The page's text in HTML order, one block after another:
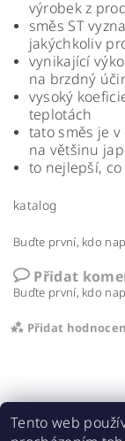
výrobek z
směs ST
jakýchkoliv
vynikající
na brzdný
vysoký
teplotách
tato směs je
na většinu
to nejlepší,
katalog
Buďte první, kdo
Přidat
Buďte první, kdo
Přidat
Tento web